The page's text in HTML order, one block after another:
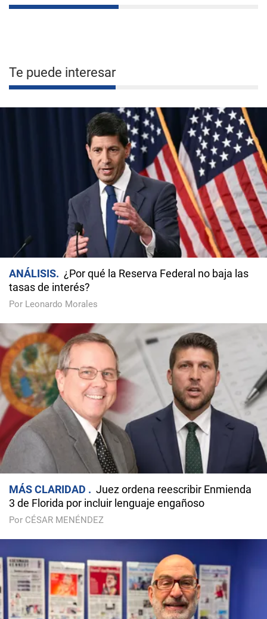
Te puede interesar
ANÁLISIS
¿Por qué la Reserva Federal no baja las
tasas de interés?
Por Leonardo Morales
MÁS CLARIDAD
Juez ordena reescribir Enmienda
3 de Florida por incluir lenguaje engañoso
Por CÉSAR MENÉNDEZ